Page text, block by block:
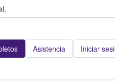
Asistencia Iniciar